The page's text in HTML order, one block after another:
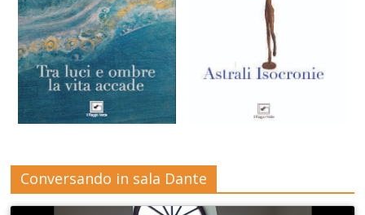
Conversando in sala Dante